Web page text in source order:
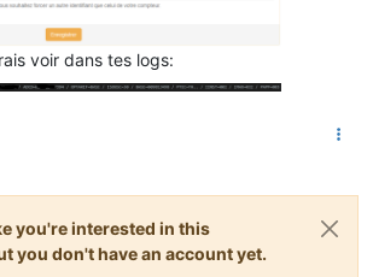
voir dans tes logs:
you're interested in this
you don't have an account yet.